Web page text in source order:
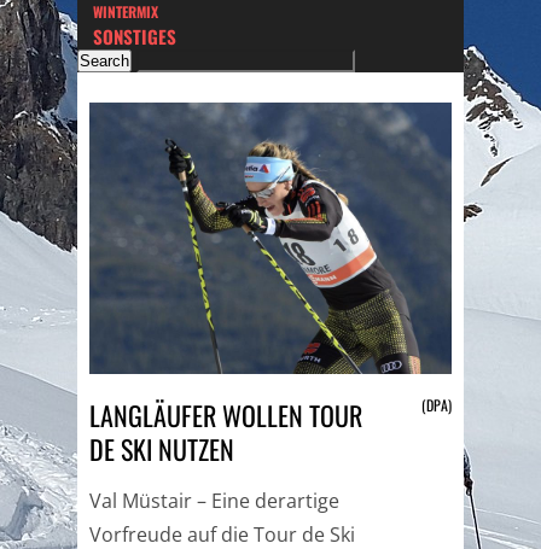
WINTERMIX
SONSTIGES
LANGLÄUFER WOLLEN TOUR
DE SKI NUTZEN
(DPA)
Val Müstair – Eine derartige
Vorfreude auf die Tour de Ski